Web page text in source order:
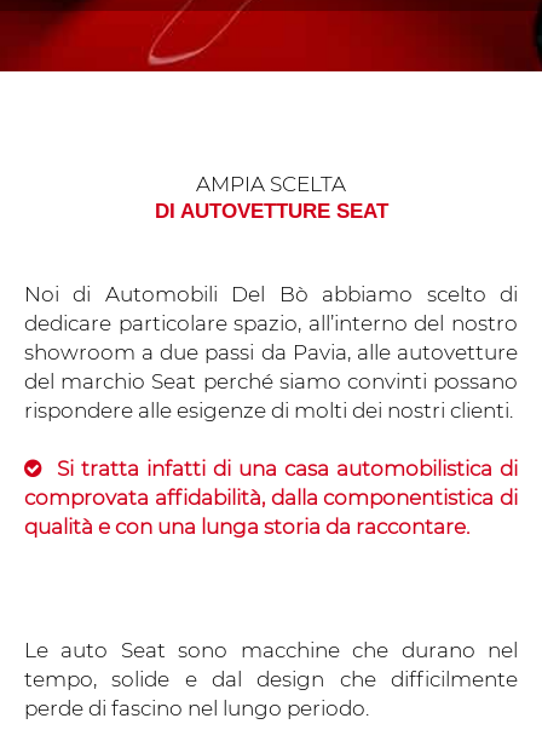
AMPIA SCELTA
DI AUTOVETTURE SEAT
Noi di Automobili Del Bò abbiamo scelto di
dedicare particolare spazio, all’interno del nostro
showroom a due passi da Pavia, alle autovetture
del marchio Seat perché siamo convinti possano
rispondere alle esigenze di molti dei nostri clienti.
Si tratta infatti di una casa automobilistica di
comprovata affidabilità, dalla componentistica di
qualità e con una lunga storia da raccontare.
Le auto Seat sono macchine che durano nel
tempo, solide e dal design che difficilmente
perde di fascino nel lungo periodo.